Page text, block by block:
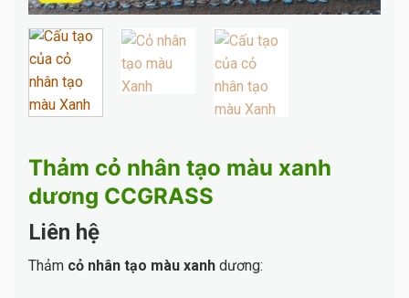
Thảm cỏ nhân tạo màu xanh
dương CCGRASS
Liên hệ
Thảm cỏ nhân tạo màu xanh dương: